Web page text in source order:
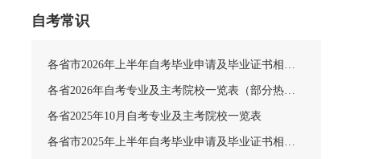
自考常识
各省市2026年上半年自考毕业申请及毕业证书相关安排汇总
各省2026年自考专业及主考院校一览表（部分热门专业）
各省2025年10月自考专业及主考院校一览表
各省市2025年上半年自考毕业申请及毕业证书相关安排汇总